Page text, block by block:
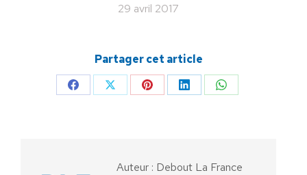
29 avril 2017
Partager cet article
PartagerPartagerPartagerPartagerPartager
Auteur : Debout La France